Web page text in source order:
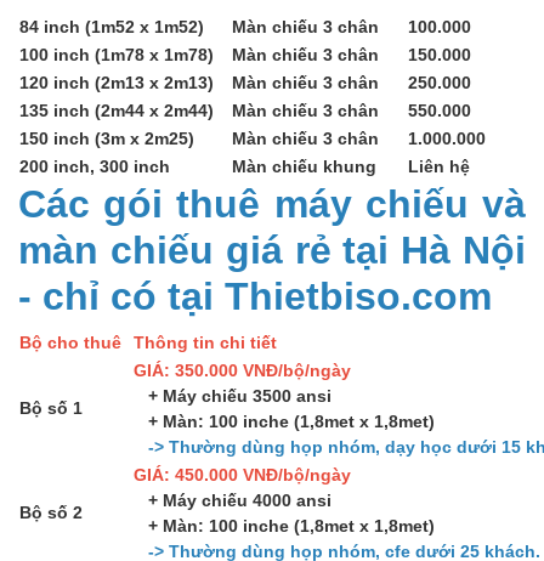
84 inch (1m52 x 1m52)
Màn chiếu 3 chân
100.000
100 inch (1m78 x 1m78)
Màn chiếu 3 chân
150.000
120 inch (2m13 x 2m13)
Màn chiếu 3 chân
250.000
135 inch (2m44 x 2m44)
Màn chiếu 3 chân
550.000
150 inch (3m x 2m25)
Màn chiếu 3 chân
1.000.000
200 inch, 300 inch
Màn chiếu khung Liên hệ
Các gói thuê máy chiếu và
màn chiếu giá rẻ tại Hà Nội
- chỉ có tại Thietbiso.com
Bộ cho thuê Thông tin chi tiết
Bộ số 1
GIÁ: 350.000 VNĐ/bộ/ngày
+ Máy chiếu 3500 ansi
+ Màn: 100 inche (1,8met x 1,8met)
-> Thường dùng họp nhóm, dạy học dưới 15
Bộ số 2
GIÁ: 450.000 VNĐ/bộ/ngày
+ Máy chiếu 4000 ansi
+ Màn: 100 inche (1,8met x 1,8met)
-> Thường dùng họp nhóm, cfe dưới 25 khách.